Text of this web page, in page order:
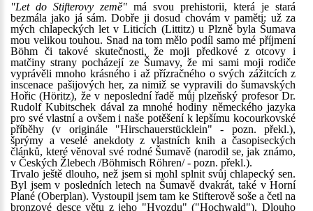
"Let do Stifterovy země" má svou prehistorii, která je stará
bezmála jako já sám. Dobře ji dosud chovám v paměti: už za
mých chlapeckých let v Liticích (Littitz) u Plzně byla Šumava
mou velikou touhou. Snad na tom mělo podíl samo mé příjmení
Böhm či takové skutečnosti, že moji předkové z otcovy i
matčiny strany pocházejí ze Šumavy, že mi sami moji rodiče
vyprávěli mnoho krásného i až přízračného o svých zážitcích z
inscenace pašijových her, za nimiž se vypravili do šumavských
Hořic (Höritz), že v neposlední řadě můj plzeňský profesor Dr.
Rudolf Kubitschek dával za mnohé hodiny německého jazyka
pro své vlastní a ovšem i naše potěšení k lepšímu kocourkovské
příběhy (v originále "Hirschauerstücklein" - pozn. překl.),
šprýmy a veselé anekdoty z vlastních knih a časopiseckých
článků, které věnoval své rodné Šumavě (narodil se, jak známo,
v Českých Žlebech /Böhmisch Röhren/ - pozn. překl.).
Trvalo ještě dlouho, než jsem si mohl splnit svůj chlapecký sen.
Byl jsem v posledních letech na Šumavě dvakrát, také v Horní
Plané (Oberplan). Vystoupil jsem tam ke Stifterově soše a četl na
bronzové desce větu z jeho "Hvozdu" ("Hochwald"). Dlouho